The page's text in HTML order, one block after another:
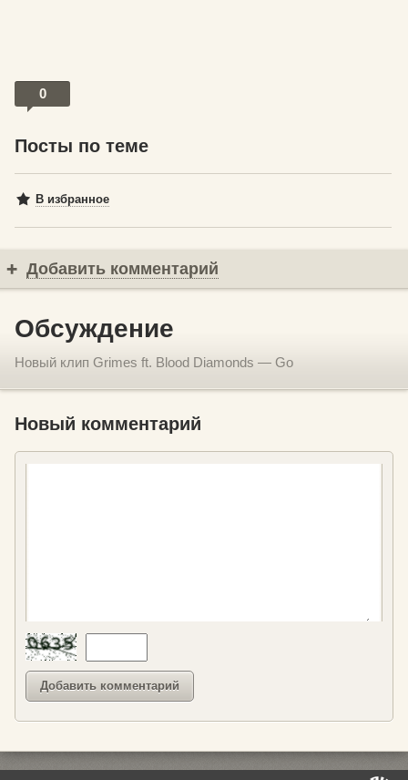
0
Посты по теме
В избранное
Добавить комментарий
Обсуждение
Новый клип Grimes ft. Blood Diamonds — Go
Новый комментарий